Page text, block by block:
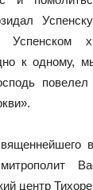
Успенском
к одному,
центр